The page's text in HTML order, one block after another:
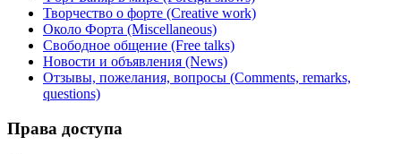
Творчество о форте (Creative work)
Около Форта (Miscellaneous)
Свободное общение (Free talks)
Новости и объявления (News)
Отзывы, пожелания, вопросы (Comments, remarks,
questions)
Права доступа